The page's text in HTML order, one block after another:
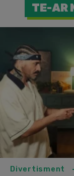
TE-AR
Divertisment